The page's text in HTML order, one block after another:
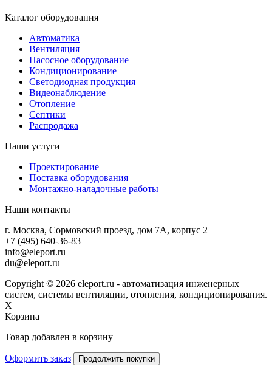
Каталог оборудования
Автоматика
Вентиляция
Насосное оборудование
Кондиционирование
Светодиодная продукция
Видеонаблюдение
Отопление
Септики
Распродажа
Наши услуги
Проектирование
Поставка оборудования
Монтажно-наладочные работы
Наши контакты
г. Москва, Сормовский проезд, дом 7А, корпус 2
+7 (495) 640-36-83
info@eleport.ru
du@eleport.ru
Copyright © 2026 eleport.ru - автоматизация инженерных
систем, системы вентиляции, отопления, кондиционирования.
X
Корзина
Товар добавлен в корзину
Оформить заказ Продолжить покупки